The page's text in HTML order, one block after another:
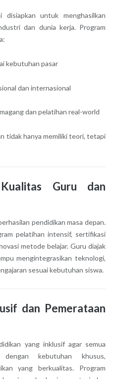
disiapkan untuk menghasilkan
dan dunia kerja. Program
kebutuhan pasar
dan internasional
dan pelatihan real-world
tidak hanya memiliki teori, tetapi
Guru dan
pendidikan masa depan.
pelatihan intensif, sertifikasi
metode belajar. Guru diajak
mengintegrasikan teknologi,
sesuai kebutuhan siswa.
dan Pemerataan
yang inklusif agar semua
kebutuhan khusus,
yang berkualitas. Program